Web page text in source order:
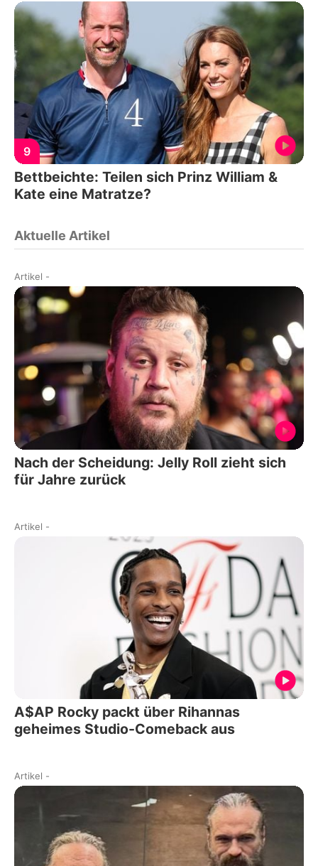
9
Bettbeichte: Teilen sich Prinz William &
Kate eine Matratze?
Aktuelle Artikel
Artikel -
Nach der Scheidung: Jelly Roll zieht sich
für Jahre zurück
Artikel -
A$AP Rocky packt über Rihannas
geheimes Studio-Comeback aus
Artikel -